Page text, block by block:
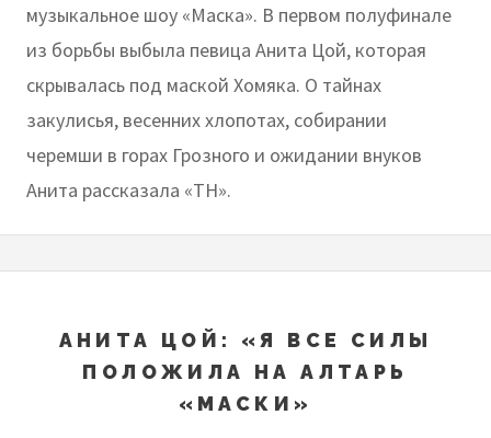
музыкальное шоу «Маска». В первом полуфинале
из борьбы выбыла певица Анита Цой, которая
скрывалась под маской Хомяка. О тайнах
закулисья, весенних хлопотах, собирании
черемши в горах Грозного и ожидании внуков
Анита рассказала «ТН».
АНИТА ЦОЙ: «Я ВСЕ СИЛЫ
ПОЛОЖИЛА НА АЛТАРЬ
«МАСКИ»